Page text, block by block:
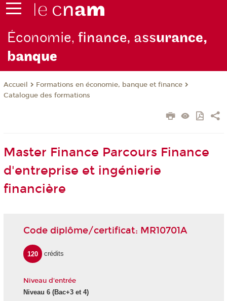
Économie,finance, assurance,
banque
Accueil
Formations en économie, banque et finance
Catalogue des formations
Master Finance Parcours Finance
d'entreprise et ingénierie
financière
Code diplôme/certificat: MR10701A
120 crédits
Niveau d'entrée
Niveau 6 (Bac+3 et 4)